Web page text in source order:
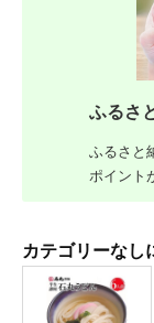
ふるさ
ふるさと
ポイント
カテゴリーなし